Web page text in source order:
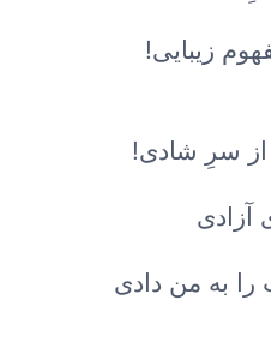
زیبایی!
از سرِ شادی!
آزادی
را به من دادی